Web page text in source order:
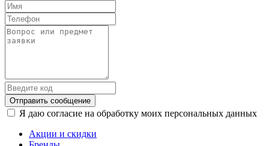
Отправить сообщение
Я даю согласие на обработку моих персональных данных
Акции и скидки